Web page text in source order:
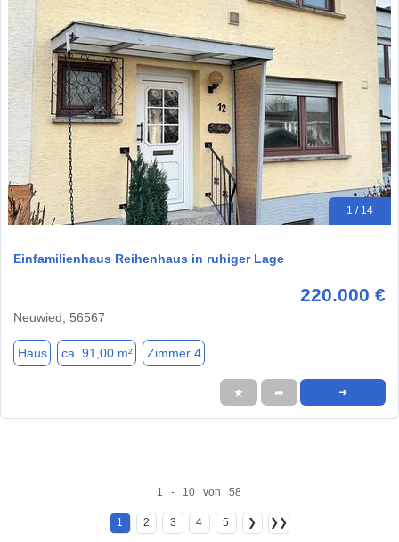
1 / 14
Einfamilienhaus Reihenhaus in ruhiger Lage
220.000 €
Neuwied, 56567
Haus ca. 91,00 m² Zimmer 4
★ ➦ ➜
1 - 10 von 58
1 2 3 4 5 ❯ ❯❯